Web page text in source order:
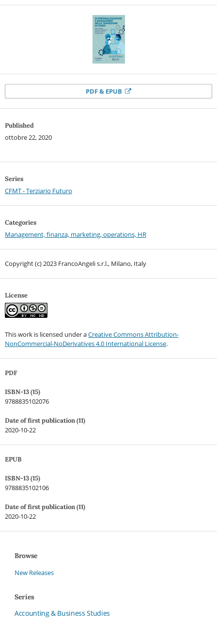
PDF & EPUB
Published
ottobre 22, 2020
Series
CFMT - Terziario Futuro
Categories
Management, finanza, marketing, operations, HR
Copyright (c) 2023 FrancoAngeli s.r.l., Milano, Italy
License
This work is licensed under aCreative Commons Attribution-
NonCommercial-NoDerivatives 4.0 International License.
PDF
ISBN-13 (15)
9788835102076
Date of first publication (11)
2020-10-22
EPUB
ISBN-13 (15)
9788835102106
Date of first publication (11)
2020-10-22
Browse
New Releases
Series
Accounting & Business Studies